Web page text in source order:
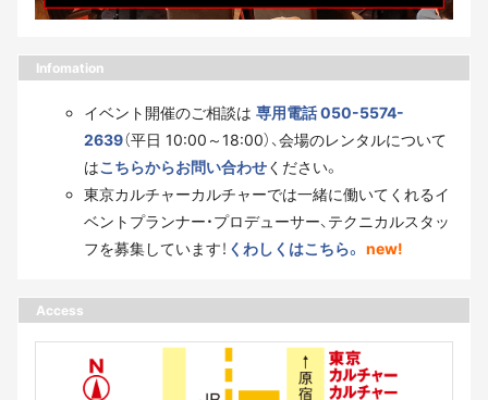
Infomation
イベント開催のご相談は 専用電話 050-5574-
2639（平日 10:00～18:00）、会場のレンタルについて
はこちらからお問い合わせください。
東京カルチャーカルチャーでは一緒に働いてくれるイ
ベントプランナー・プロデューサー、テクニカルスタッ
フを募集しています！ くわしくはこちら。 new!
Access